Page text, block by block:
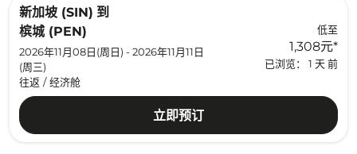
新加坡 (SIN) 到
槟城 (PEN)
2026年11月08日(周日) - 2026年11月11日
(周三)
往返 / 经济舱
低至
1,308元*
已浏览： 1 天 前
立即预订